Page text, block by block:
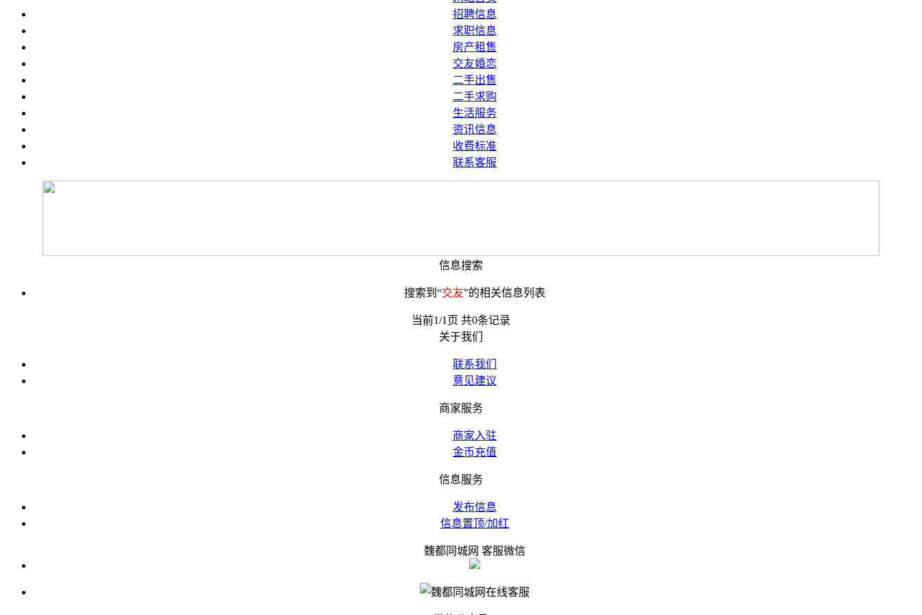
招聘信息
求职信息
房产租售
交友婚恋
二手出售
二手求购
生活服务
资讯信息
收费标准
联系客服
信息搜索
搜索到“交友”的相关信息列表
当前1/1页 共0条记录
关于我们
联系我们
意见建议
商家服务
商家入驻
金币充值
信息服务
发布信息
信息置顶/加红
魏都同城网 客服微信